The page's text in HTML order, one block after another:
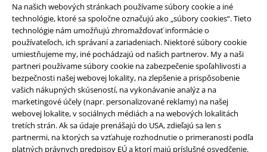
Na našich webových stránkach používame súbory cookie a iné
technológie, ktoré sa spoločne označujú ako „súbory cookies“. Tieto
technológie nám umožňujú zhromažďovať informácie o
používateľoch, ich správaní a zariadeniach. Niektoré súbory cookie
umiestňujeme my, iné pochádzajú od našich partnerov. My a naši
partneri používame súbory cookie na zabezpečenie spoľahlivosti a
bezpečnosti našej webovej lokality, na zlepšenie a prispôsobenie
vašich nákupných skúseností, na vykonávanie analýz a na
marketingové účely (napr. personalizované reklamy) na našej
webovej lokalite, v sociálnych médiách a na webových lokalitách
tretích strán. Ak sa údaje prenášajú do USA, zdieľajú sa len s
partnermi, na ktorých sa vzťahuje rozhodnutie o primeranosti podľa
platných právnych predpisov EÚ a ktorí majú príslušné osvedčenie.
Stiahnite si novú EMP aplikáciu zdarma a využite všetky nové
funkcie a výhody!
A Warner Music Group Company